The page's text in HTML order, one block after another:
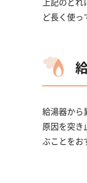
ど長く使っ
給湯器から
原因を突き
ぶことをお